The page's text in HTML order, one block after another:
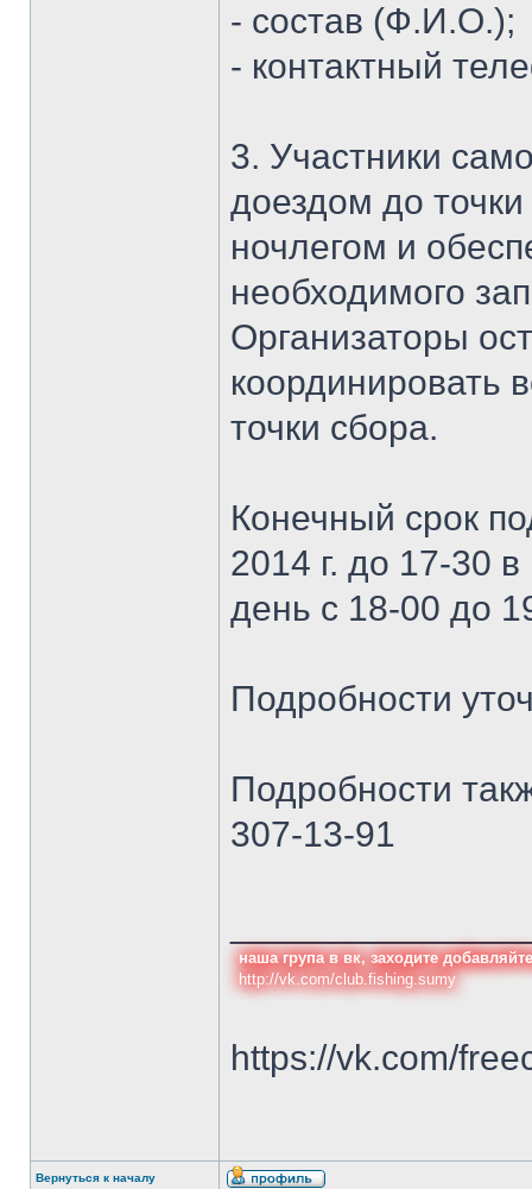
- состав (Ф.И.О.);
- контактный
3. Участники
доездом до
ночлегом и
необходимого
Организаторы
координировать
точки сбора.
Конечный срок
2014 г. до 17-30
день с 18-00 до
Подробности
Подробности
307-13-91
наша група в вк, заходите
http://vk.com/club.fishing.sumy
https://vk.com/
Вернуться к началу